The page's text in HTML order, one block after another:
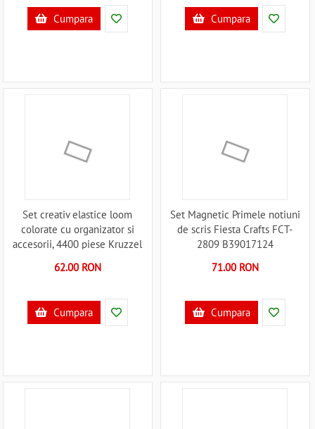
Cumpara Cumpara
Set creativ elastice loom
colorate cu organizator si
accesorii, 4400 piese Kruzzel
62.00 RON
Cumpara
Set Magnetic Primele notiuni
de scris Fiesta Crafts FCT-
2809 B39017124
71.00 RON
Cumpara